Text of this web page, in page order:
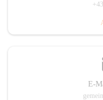
E-